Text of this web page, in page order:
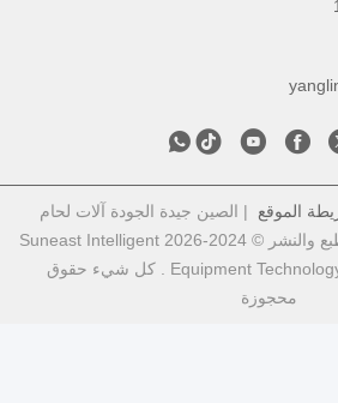
| الصين جيدة الجودة آلات لحام
الموجات المورد. حقوق الطبع والنشر © 2024-2026 Suneast Intelligent
Equipment Technology (Shenzhen) Co.Ltd . كل شيء حقوق
محجوزة